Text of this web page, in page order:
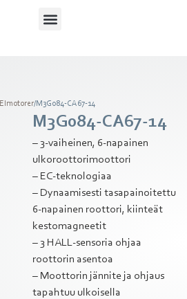
Elmotorer/M3G084-CA67-14
M3G084-CA67-14
– 3-vaiheinen, 6-napainen
ulkoroottorimoottori
– EC-teknologiaa
– Dynaamisesti tasapainoitettu
6-napainen roottori, kiinteät
kestomagneetit
– 3 HALL-sensoria ohjaa
roottorin asentoa
– Moottorin jännite ja ohjaus
tapahtuu ulkoisella